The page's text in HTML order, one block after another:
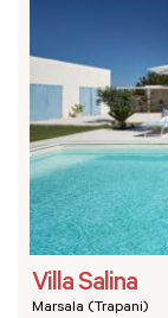
Villa Salina
Marsala (Trapani)